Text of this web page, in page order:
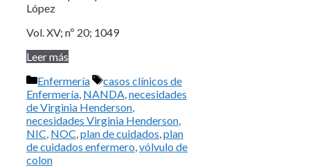
López
Vol. XV; nº 20; 1049
Leer más
Categorías
Enfermería Etiquetas
casos clínicos de
Enfermería, NANDA,necesidades
de Virginia Henderson,
necesidades Virginia Henderson,
NIC, NOC,plan de cuidados,plan
de cuidados enfermero,vólvulo de
colon